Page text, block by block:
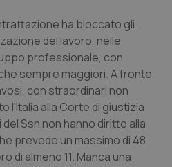
di Bolzano
di Trento
ha bloccato gli
del lavoro, nelle
professionale, con
sempre maggiori. A fronte
con straordinari non
l'Italia alla Corte di giustizia
Ssn non hanno diritto alla
prevede un massimo di 48
di almeno 11. Manca una